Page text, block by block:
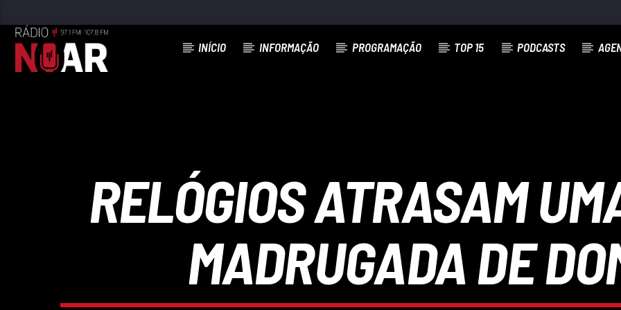
INÍCIO INFORMAÇÃO PROGRAMAÇÃO TOP 15 PODCASTS
RELÓGIOS ATRASAM
MADRUGADA DE